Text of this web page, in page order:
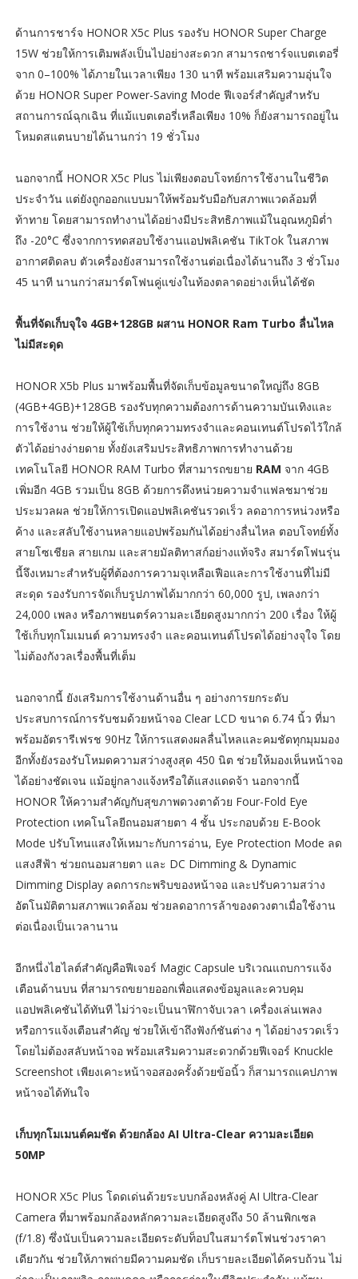
ด้านการชาร์จ HONOR X5c Plus รองรับ HONOR Super Charge
15W ช่วยให้การเติมพลังเป็นไปอย่างสะดวก สามารถชาร์จแบตเตอรี่
จาก 0–100% ได้ภายในเวลาเพียง 130 นาที พร้อมเสริมความอุ่นใจ
ด้วย HONOR Super Power-Saving Mode ฟีเจอร์สำคัญสำหรับ
สถานการณ์ฉุกเฉิน ที่แม้แบตเตอรี่เหลือเพียง 10% ก็ยังสามารถอยู่ใน
โหมดสแตนบายได้นานกว่า 19 ชั่วโมง
นอกจากนี้ HONOR X5c Plus ไม่เพียงตอบโจทย์การใช้งานในชีวิต
ประจำวัน แต่ยังถูกออกแบบมาให้พร้อมรับมือกับสภาพแวดล้อมที่
ท้าทาย โดยสามารถทำงานได้อย่างมีประสิทธิภาพแม้ในอุณหภูมิต่ำ
ถึง -20°C ซึ่งจากการทดสอบใช้งานแอปพลิเคชัน TikTok ในสภาพ
อากาศติดลบ ตัวเครื่องยังสามารถใช้งานต่อเนื่องได้นานถึง 3 ชั่วโมง
45 นาที นานกว่าสมาร์ตโฟนคู่แข่งในท้องตลาดอย่างเห็นได้ชัด
พื้นที่จัดเก็บจุใจ 4GB+128GB ผสาน HONOR Ram Turbo ลื่นไหล
ไม่มีสะดุด
HONOR X5b Plus มาพร้อมพื้นที่จัดเก็บข้อมูลขนาดใหญ่ถึง 8GB
(4GB+4GB)+128GB รองรับทุกความต้องการด้านความบันเทิงและ
การใช้งาน ช่วยให้ผู้ใช้เก็บทุกความทรงจำและคอนเทนต์โปรดไว้ใกล้
ตัวได้อย่างง่ายดาย ทั้งยังเสริมประสิทธิภาพการทำงานด้วย
เทคโนโลยี HONOR RAM Turbo ที่สามารถขยาย RAM จาก 4GB
เพิ่มอีก 4GB รวมเป็น 8GB ด้วยการดึงหน่วยความจำแฟลชมาช่วย
ประมวลผล ช่วยให้การเปิดแอปพลิเคชันรวดเร็ว ลดอาการหน่วงหรือ
ค้าง และสลับใช้งานหลายแอปพร้อมกันได้อย่างลื่นไหล ตอบโจทย์ทั้ง
สายโซเชียล สายเกม และสายมัลติทาสก์อย่างแท้จริง สมาร์ตโฟนรุ่น
นี้จึงเหมาะสำหรับผู้ที่ต้องการความจุเหลือเฟือและการใช้งานที่ไม่มี
สะดุด รองรับการจัดเก็บรูปภาพได้มากกว่า 60,000 รูป, เพลงกว่า
24,000 เพลง หรือภาพยนตร์ความละเอียดสูงมากกว่า 200 เรื่อง ให้ผู้
ใช้เก็บทุกโมเมนต์ ความทรงจำ และคอนเทนต์โปรดได้อย่างจุใจ โดย
ไม่ต้องกังวลเรื่องพื้นที่เต็ม
นอกจากนี้ ยังเสริมการใช้งานด้านอื่น ๆ อย่างการยกระดับ
ประสบการณ์การรับชมด้วยหน้าจอ Clear LCD ขนาด 6.74 นิ้ว ที่มา
พร้อมอัตรารีเฟรช 90Hz ให้การแสดงผลลื่นไหลและคมชัดทุกมุมมอง
อีกทั้งยังรองรับโหมดความสว่างสูงสุด 450 นิต ช่วยให้มองเห็นหน้าจอ
ได้อย่างชัดเจน แม้อยู่กลางแจ้งหรือใต้แสงแดดจ้า นอกจากนี้
HONOR ให้ความสำคัญกับสุขภาพดวงตาด้วย Four-Fold Eye
Protection เทคโนโลยีถนอมสายตา 4 ชั้น ประกอบด้วย E-Book
Mode ปรับโทนแสงให้เหมาะกับการอ่าน, Eye Protection Mode ลด
แสงสีฟ้า ช่วยถนอมสายตา และ DC Dimming & Dynamic
Dimming Display ลดการกะพริบของหน้าจอ และปรับความสว่าง
อัตโนมัติตามสภาพแวดล้อม ช่วยลดอาการล้าของดวงตาเมื่อใช้งาน
ต่อเนื่องเป็นเวลานาน
อีกหนึ่งไฮไลต์สำคัญคือฟีเจอร์ Magic Capsule บริเวณแถบการแจ้ง
เตือนด้านบน ที่สามารถขยายออกเพื่อแสดงข้อมูลและควบคุม
แอปพลิเคชันได้ทันที ไม่ว่าจะเป็นนาฬิกาจับเวลา เครื่องเล่นเพลง
หรือการแจ้งเตือนสำคัญ ช่วยให้เข้าถึงฟังก์ชันต่าง ๆ ได้อย่างรวดเร็ว
โดยไม่ต้องสลับหน้าจอ พร้อมเสริมความสะดวกด้วยฟีเจอร์ Knuckle
Screenshot เพียงเคาะหน้าจอสองครั้งด้วยข้อนิ้ว ก็สามารถแคปภาพ
หน้าจอได้ทันใจ
เก็บทุกโมเมนต์คมชัด ด้วยกล้อง AI Ultra-Clear ความละเอียด
50MP
HONOR X5c Plus โดดเด่นด้วยระบบกล้องหลังคู่ AI Ultra-Clear
Camera ที่มาพร้อมกล้องหลักความละเอียดสูงถึง 50 ล้านพิกเซล
(f/1.8) ซึ่งนับเป็นความละเอียดระดับท็อปในสมาร์ตโฟนช่วงราคา
เดียวกัน ช่วยให้ภาพถ่ายมีความคมชัด เก็บรายละเอียดได้ครบถ้วน ไม่